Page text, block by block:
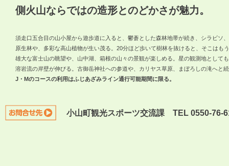
側火山ならではの造形とのどかさが魅力。
須走口五合目の山小屋から遊歩道に入ると、鬱蒼とした森林地帯が続き、シラビソ
原生林や、多彩な高山植物が生い茂る。20分ほど歩いて樹林を抜けると、そこはも
雄大な富士山の眺望や、山中湖、箱根の山々の景観が楽しめる。星の観測地として
溶岩流の岸壁が伸びる。古御岳神社への参道や、カリヤス草原、まぼろしの滝へと
J・Mのコースの利用はふじあざみライン通行可能期間に限る。
小山町観光スポーツ交流課 TEL 0550-76-